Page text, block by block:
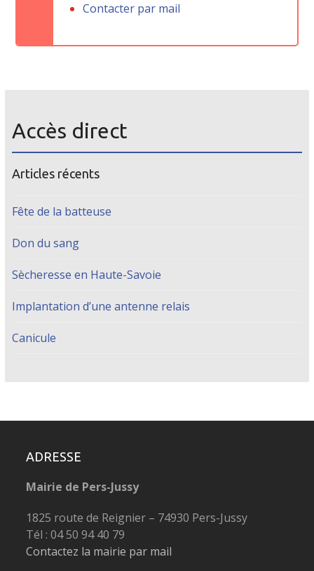
Contacter par mail
Accès direct
Articles récents
Fête de la batteuse
Don du sang
Sècheresse en Haute-Savoie
Implantation d’une antenne relais
Canicule
ADRESSE
Mairie de Pers-Jussy
1825 route de Reignier – 74930 Pers-Jussy
Tél : 04 50 94 40 79
Contactez la mairie par mail